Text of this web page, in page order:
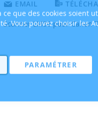
que des cookies soient
Vous pouvez choisir les
PARAMÉTRER
EMAIL
Scanner LM36 pour Canon